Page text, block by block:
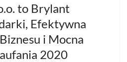
to Brylant
Efektywna
i Mocna
2020